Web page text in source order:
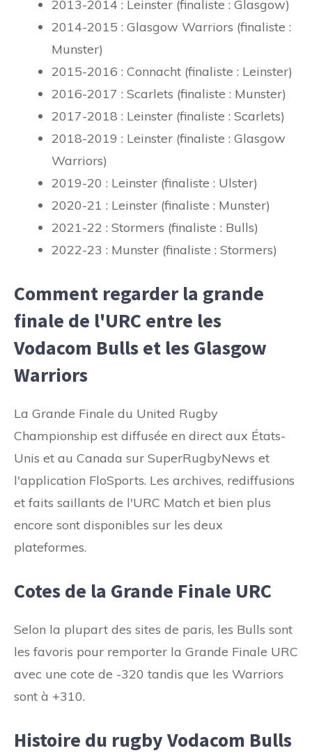
2013-2014 : Leinster (finaliste : Glasgow)
2014-2015 : Glasgow Warriors (finaliste :
Munster)
2015-2016 : Connacht (finaliste : Leinster)
2016-2017 : Scarlets (finaliste : Munster)
2017-2018 : Leinster (finaliste : Scarlets)
2018-2019 : Leinster (finaliste : Glasgow
Warriors)
2019-20 : Leinster (finaliste : Ulster)
2020-21 : Leinster (finaliste : Munster)
2021-22 : Stormers (finaliste : Bulls)
2022-23 : Munster (finaliste : Stormers)
Comment regarder la grande
finale de l'URC entre les
Vodacom Bulls et les Glasgow
Warriors
La Grande Finale du United Rugby
Championship est diffusée en direct aux États-
Unis et au Canada sur SuperRugbyNews et
l'application FloSports. Les archives, rediffusions
et faits saillants de l'URC Match et bien plus
encore sont disponibles sur les deux
plateformes.
Cotes de la Grande Finale URC
Selon la plupart des sites de paris, les Bulls sont
les favoris pour remporter la Grande Finale URC
avec une cote de -320 tandis que les Warriors
sont à +310.
Histoire du rugby Vodacom Bulls